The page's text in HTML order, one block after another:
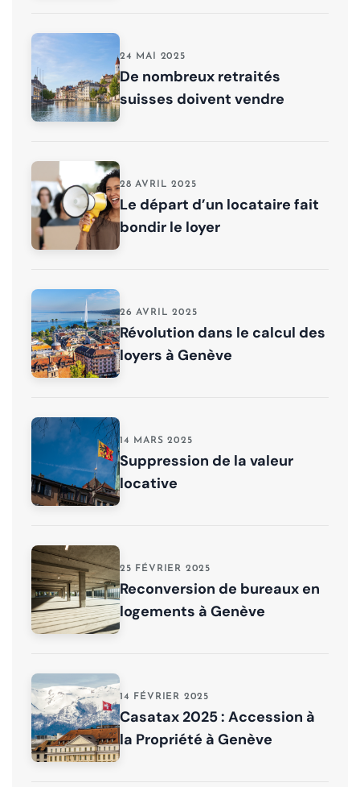
24 MAI 2025
De nombreux retraités
suisses doivent vendre
28 AVRIL 2025
Le départ d’un locataire fait
bondir le loyer
26 AVRIL 2025
Révolution dans le calcul des
loyers à Genève
14 MARS 2025
Suppression de la valeur
locative
25 FÉVRIER 2025
Reconversion de bureaux en
logements à Genève
14 FÉVRIER 2025
Casatax 2025 : Accession à
la Propriété à Genève